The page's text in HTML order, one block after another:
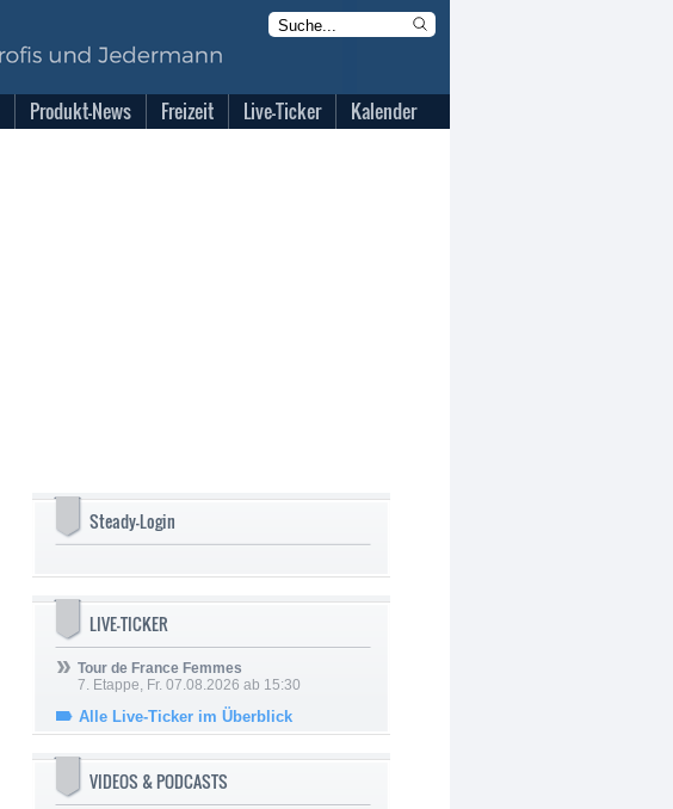
Produkt-News Freizeit Live-Ticker Kalender
Steady-Login
LIVE-TICKER
Tour de France Femmes
7. Etappe, Fr. 07.08.2026 ab 15:30
Alle Live-Ticker im Überblick
VIDEOS & PODCASTS